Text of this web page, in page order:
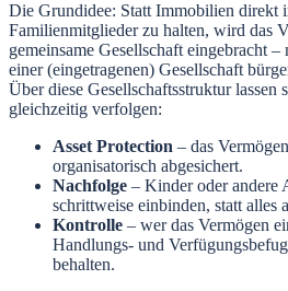
Die Grundidee: Statt Immobilien direkt
Familienmitglieder zu halten, wird das
gemeinsame Gesellschaft eingebracht
einer (eingetragenen) Gesellschaft
Über diese Gesellschaftsstruktur lassen
gleichzeitig verfolgen:
Asset Protection – das
organisatorisch abgesichert.
Nachfolge – Kinder oder andere
schrittweise einbinden, statt alles
Kontrolle – wer das Vermögen
Handlungs- und
behalten.